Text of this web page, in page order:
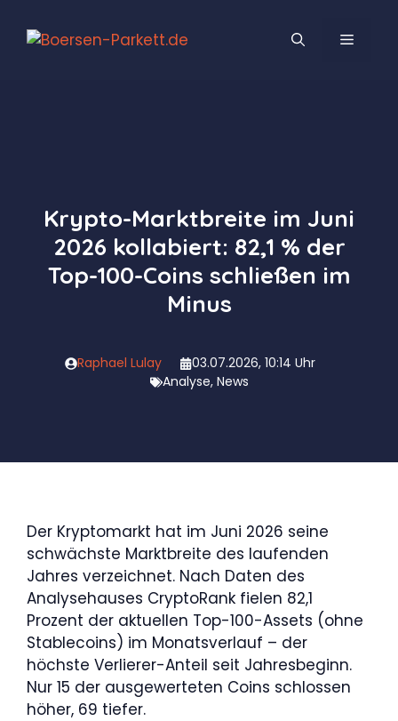
Inhalt
MENÜ
Krypto-Marktbreite im Juni
2026 kollabiert: 82,1 % der
Top-100-Coins schließen im
Minus
Raphael Lulay
03.07.2026, 10:14 Uhr
Analyse, News
Der Kryptomarkt hat im Juni 2026 seine
schwächste Marktbreite des laufenden
Jahres verzeichnet. Nach Daten des
Analysehauses CryptoRank fielen 82,1
Prozent der aktuellen Top-100-Assets (ohne
Stablecoins) im Monatsverlauf – der
höchste Verlierer-Anteil seit Jahresbeginn.
Nur 15 der ausgewerteten Coins schlossen
höher, 69 tiefer.